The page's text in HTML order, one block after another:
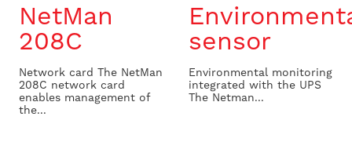
NetMan
208C
Network card The NetMan
208C network card
enables management of
the...
sensor
Environmental monitoring
integrated with the UPS
The Netman...